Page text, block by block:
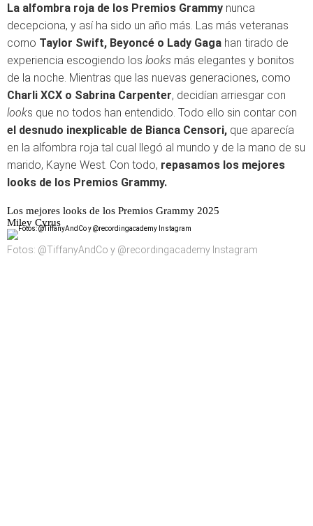
La alfombra roja de los Premios Grammy nunca
decepciona, y así ha sido un año más. Las más veteranas
como Taylor Swift, Beyoncé o Lady Gaga han tirado de
experiencia escogiendo los looks más elegantes y bonitos
de la noche. Mientras que las nuevas generaciones, como
Charli XCX o Sabrina Carpenter, decidían arriesgar con
looks que no todos han entendido. Todo ello sin contar con
el desnudo inexplicable de Bianca Censori, que aparecía
en la alfombra roja tal cual llegó al mundo y de la mano de su
marido, Kayne West. Con todo, repasamos los mejores
looks de los Premios Grammy.
Los mejores looks de los Premios Grammy 2025
Miley Cyrus
Fotos: @TiffanyAndCo y @recordingacademy Instagram